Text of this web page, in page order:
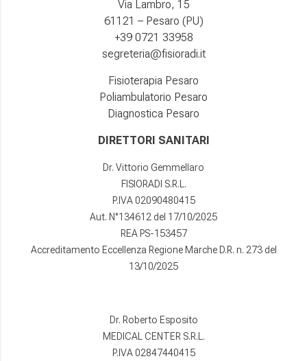
Via Lambro, 15
61121 – Pesaro (PU)
+39 0721 33958
segreteria@fisioradi.it
Fisioterapia Pesaro
Poliambulatorio Pesaro
Diagnostica Pesaro
DIRETTORI SANITARI
Dr. Vittorio Gemmellaro
FISIORADI S.R.L.
P.IVA 02090480415
Aut. N°134612 del 17/10/2025
REA PS-153457
Accreditamento Eccellenza Regione Marche D.R. n. 273 del
13/10/2025
Dr. Roberto Esposito
MEDICAL CENTER S.R.L.
P.IVA 02847440415